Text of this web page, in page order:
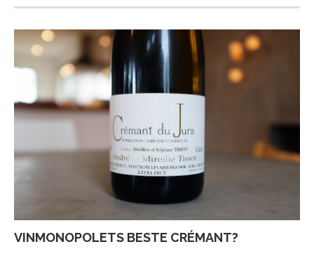
VINMONOPOLETS BESTE CRÉMANT?